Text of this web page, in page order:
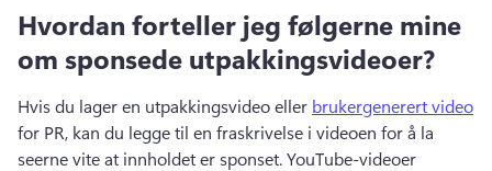
Hvordan forteller jeg følgerne mine
om sponsede utpakkingsvideoer?
Hvis du lager en utpakkingsvideo eller brukergenerert video
for PR, kan du legge til en fraskrivelse i videoen for å la
seerne vite at innholdet er sponset. YouTube-videoer